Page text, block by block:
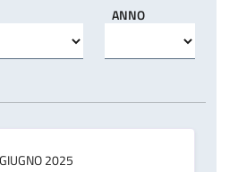
ANNO
2025